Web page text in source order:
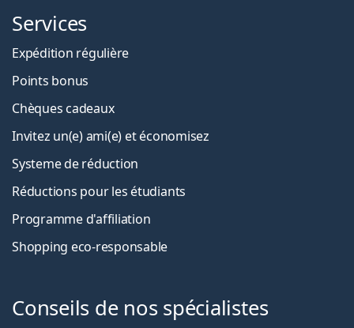
Services
Expédition régulière
Points bonus
Chèques cadeaux
Invitez un(e) ami(e) et économisez
Systeme de réduction
Réductions pour les étudiants
Programme d'affiliation
Shopping eco-responsable
Conseils de nos spécialistes